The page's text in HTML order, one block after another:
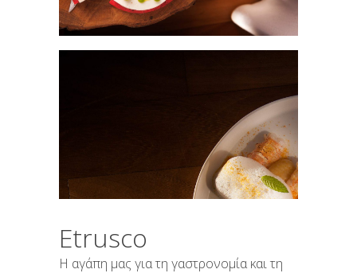
Etrusco
Η αγάπη μας για τη γαστρονομία και τη